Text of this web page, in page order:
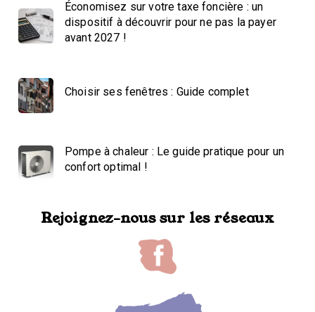
Économisez sur votre taxe foncière : un
dispositif à découvrir pour ne pas la payer
avant 2027 !
Choisir ses fenêtres : Guide complet
Pompe à chaleur : Le guide pratique pour un
confort optimal !
Rejoignez-nous sur les réseaux